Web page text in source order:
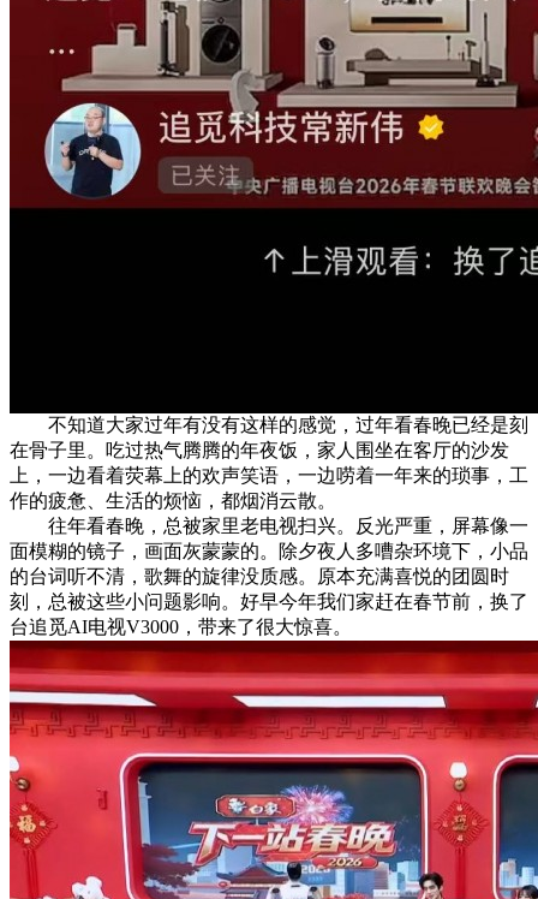
不知道大家过年有没有这样的感觉，过年看春晚已经是刻
在骨子里。吃过热气腾腾的年夜饭，家人围坐在客厅的沙发
上，一边看着荧幕上的欢声笑语，一边唠着一年来的琐事，工
作的疲惫、生活的烦恼，都烟消云散。
往年看春晚，总被家里老电视扫兴。反光严重，屏幕像一
面模糊的镜子，画面灰蒙蒙的。除夕夜人多嘈杂环境下，小品
的台词听不清，歌舞的旋律没质感。原本充满喜悦的团圆时
刻，总被这些小问题影响。好早今年我们家赶在春节前，换了
台追觅AI电视V3000，带来了很大惊喜。